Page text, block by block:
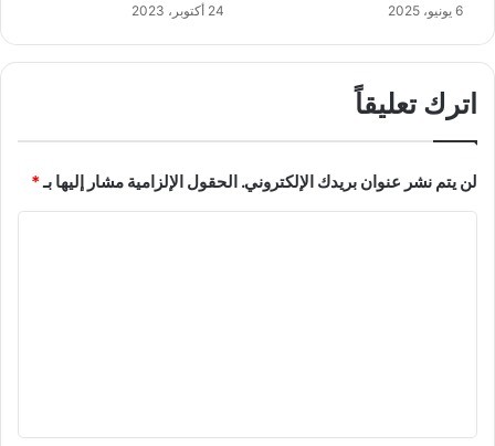
6 يونيو، 2025 24 أكتوبر، 2023
اترك تعليقاً
لن يتم نشر عنوان بريدك الإلكتروني. الحقول الإلزامية مشار إليها بـ*